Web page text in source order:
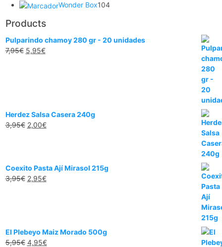
Wonder Box104
Products
Pulparindo chamoy 280 gr - 20 unidades
7,95€ 5,95€
Herdez Salsa Casera 240g
3,95€ 2,00€
Coexito Pasta Ají Mirasol 215g
3,95€ 2,95€
El Plebeyo Maiz Morado 500g
5,95€ 4,95€